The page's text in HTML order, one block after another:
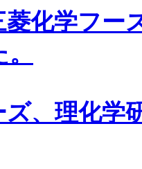
菱化学フー
、理化学